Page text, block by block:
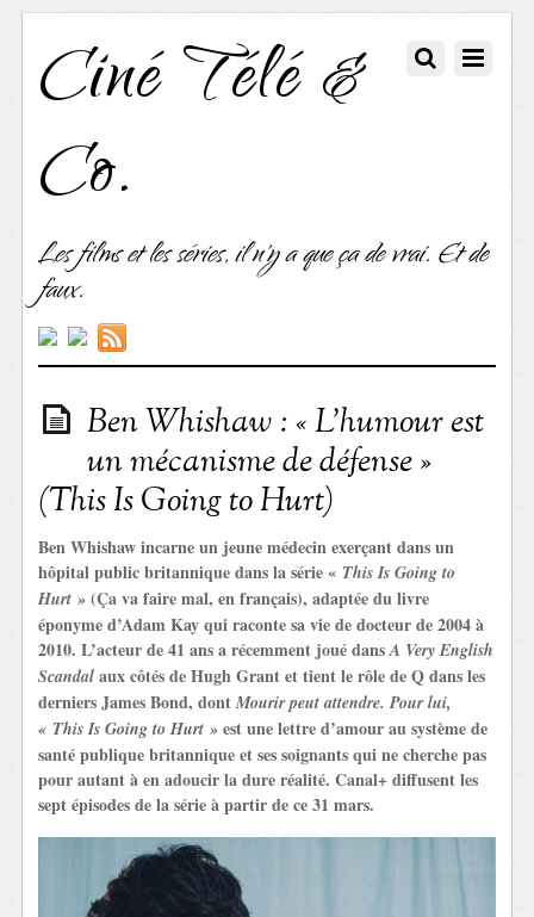
Ciné Télé &
Co.
Les films et les séries, il n'y a que ça de vrai. Et de
faux.
Ben Whishaw : « L’humour est
un mécanisme de défense »
(This Is Going to Hurt)
Ben Whishawincarne un jeune médecin exerçant dans un
hôpital public britannique dans la série « This Is Going to
Hurt » (Ça va faire mal, en français), adaptée du livre
éponyme d’Adam Kay qui raconte sa vie de docteur de 2004 à
2010. L’acteur de 41 ans a récemment joué dansA Very English
Scandal aux côtés de Hugh Grant et tient le rôle de Q dans les
derniers James Bond, dontMourir peut attendre. Pour lui,
« This Is Going to Hurt » est une lettre d’amour au système de
santé publique britannique et ses soignants qui ne cherche pas
pour autant à en adoucir la dure réalité. Canal+ diffusent les
sept épisodes de la série à partir de ce 31 mars.